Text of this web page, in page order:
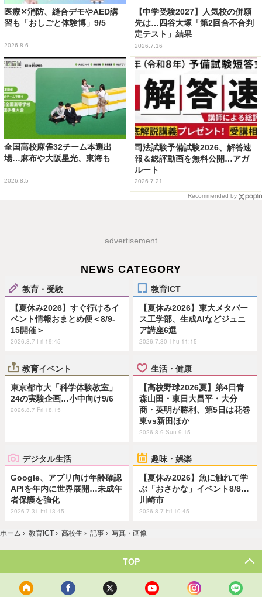
医療✕消防、縫合デモやAED講
習も「おしごと体験博」9/5
2026.8.6
【中学受験2027】人気校の併願
先は…四谷大塚「第2回合不合判
定テスト」結果
2026.7.16
全国高校麻雀32チーム本選出
場…麻布や大阪星光、東海も
2026.8.5
司法試験予備試験2026、解答速
報＆総評動画を無料公開…アガ
ルート
2026.7.21
Recommended by
advertisement
NEWS CATEGORY
教育・受験
【夏休み2026】すぐ行けるイ
ベント情報おまとめ便＜8/9-
15開催＞
2026.8.7 Fri 19:45
教育ICT
【夏休み2026】東大メタバー
ス工学部、生成AIなどジュニ
ア講座6選
2026.7.30 Thu 11:15
教育イベント
東京都市大「科学体験教室」
24の実験企画…小中向け9/6
2026.8.7 Fri 18:15
生活・健康
【高校野球2026夏】第4日青
森山田・東日大昌平・大分
商・英明が勝利、第5日は花巻
東vs新田ほか
2026.8.9 Sun 9:15
デジタル生活
Google、アプリ向け年齢確認
APIを年内に世界展開…未成年
者保護を強化
2026.7.31 Fri 13:45
趣味・娯楽
【夏休み2026】魚に触れて学
ぶ「おさかな」イベント8/8…
川崎市
2026.8.7 Fri 10:45
ホーム › 教育ICT › 高校生 › 記事 › 写真・画像
TOP